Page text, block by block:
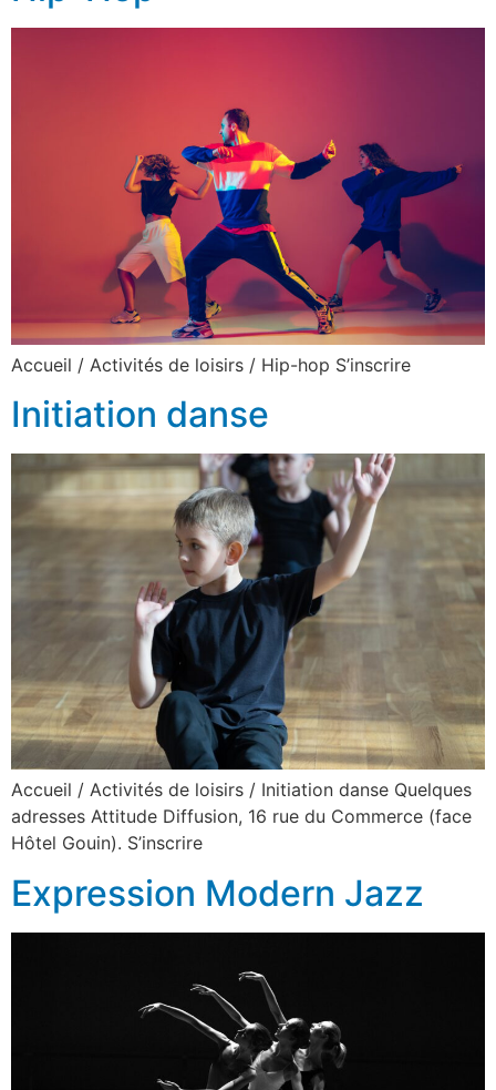
Accueil / Activités de loisirs / Hip-hop S’inscrire
Initiation danse
Accueil / Activités de loisirs / Initiation danse Quelques
adresses Attitude Diffusion, 16 rue du Commerce (face
Hôtel Gouin). S’inscrire
Expression Modern Jazz